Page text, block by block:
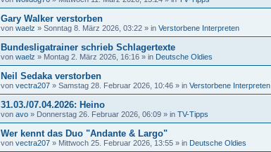
Gary Walker verstorben
von waelz » Sonntag 8. März 2026, 03:22 » in Verstorbene Interpreten
Bundesligatrainer schrieb Schlagertexte
von waelz » Montag 2. März 2026, 16:16 » in Deutsche Oldies
Neil Sedaka verstorben
von vectra207 » Samstag 28. Februar 2026, 10:46 » in Verstorbene Interpreten
31.03./07.04.2026: Heino
von avo » Donnerstag 26. Februar 2026, 06:09 » in TV-Tipps
Wer kennt das Duo "Andante & Largo"
von vectra207 » Mittwoch 25. Februar 2026, 13:55 » in Deutsche Oldies